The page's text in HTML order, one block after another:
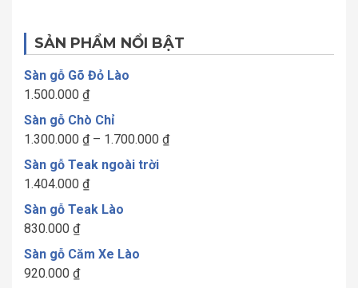
SẢN PHẨM NỔI BẬT
Sàn gỗ Gõ Đỏ Lào
1.500.000 ₫
Sàn gỗ Chò Chỉ
1.300.000 ₫ – 1.700.000 ₫Khoảng
Sàn gỗ Teak ngoài trời
1.404.000 ₫
Sàn gỗ Teak Lào
830.000 ₫
Sàn gỗ Căm Xe Lào
920.000 ₫